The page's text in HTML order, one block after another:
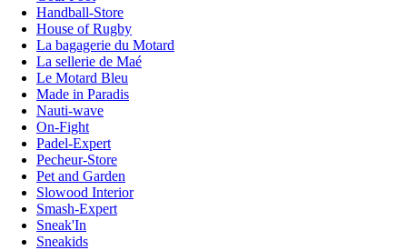
Handball-Store
House of Rugby
La bagagerie du Motard
La sellerie de Maé
Le Motard Bleu
Made in Paradis
Nauti-wave
On-Fight
Padel-Expert
Pecheur-Store
Pet and Garden
Slowood Interior
Smash-Expert
Sneak'In
Sneakids